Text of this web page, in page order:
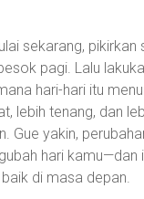
sekarang, pikirkan
pagi. Lalu
hari-hari itu
lebih tenang, dan
Gue yakin,
hari kamu—dan
di masa depan.